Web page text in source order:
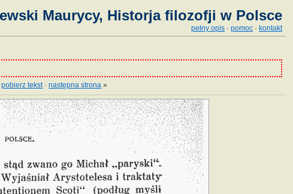
Maurycy, Historja filozofji w Polsce
pełny opis · pomoc · kontakt
pobierz tekst·następna strona »